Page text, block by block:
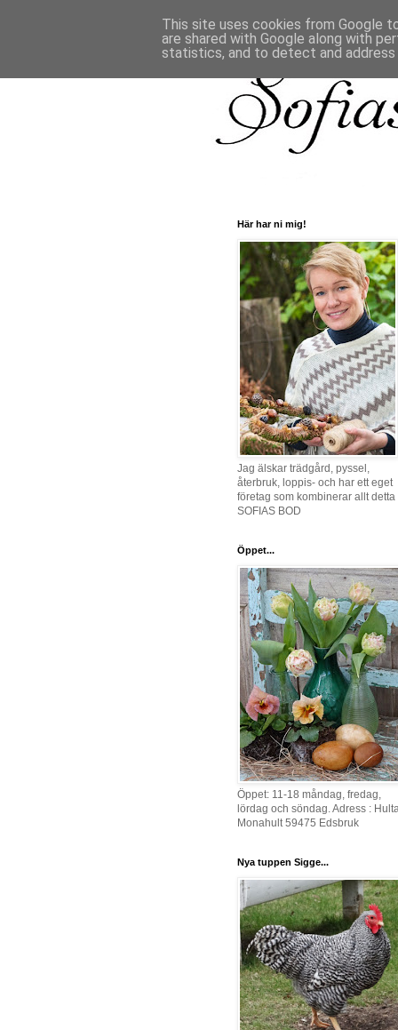
Här har ni mig!
Jag älskar trädgård, pyssel,
återbruk, loppis- och har ett eget
företag som kombinerar allt detta
SOFIAS BOD
Öppet...
Öppet: 11-18 måndag, fredag,
lördag och söndag. Adress :
Monahult 59475 Edsbruk
Nya tuppen Sigge...
This site uses cookies from Google
are shared with Google along with
statistics, and to detect and address